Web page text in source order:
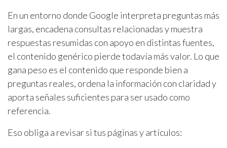
En un entorno donde Google interpreta preguntas más
largas, encadena consultas relacionadas y muestra
respuestas resumidas con apoyo en distintas fuentes,
el contenido genérico pierde todavía más valor. Lo que
gana peso es el contenido que responde bien a
preguntas reales, ordena la información con claridad y
aporta señales suficientes para ser usado como
referencia.
Eso obliga a revisar si tus páginas y artículos: